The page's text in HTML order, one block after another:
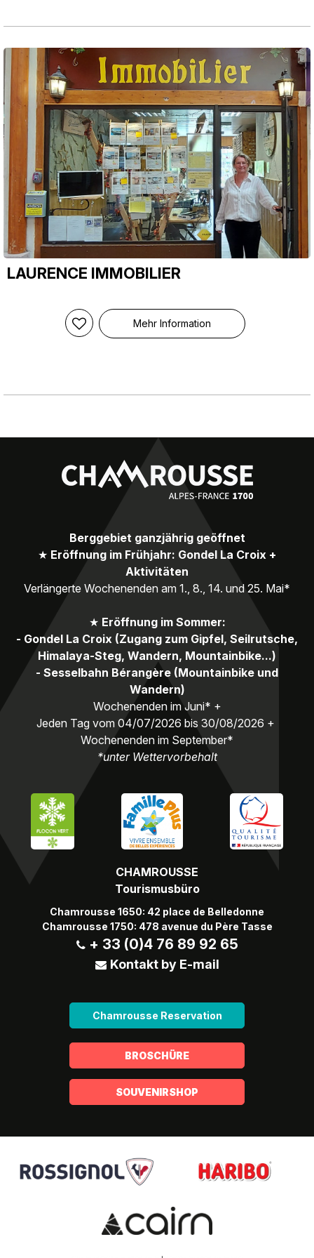
LAURENCE IMMOBILIER
Mehr Information
CHAMROUSSE
Tourismusbüro
Chamrousse 1650: 42 place de Belledonne
Chamrousse 1750: 478 avenue du Père Tasse
+ 33 (0)4 76 89 92 65
Kontakt by E-mail
Chamrousse Reservation
Berggebiet ganzjährig geöffnet
★ Eröffnung im Frühjahr: Gondel La Croix +
Aktivitäten
Verlängerte Wochenenden am 1., 8., 14. und 25. Mai*
★ Eröffnung im Sommer:
- Gondel La Croix (Zugang zum Gipfel, Seilrutsche,
Himalaya-Steg, Wandern, Mountainbike...)
- Sesselbahn Bérangère (Mountainbike und
Wandern)
Wochenenden im Juni* +
Jeden Tag vom 04/07/2026 bis 30/08/2026 +
Wochenenden im September*
*unter Wettervorbehalt
BROSCHÜRE
SOUVENIRSHOP